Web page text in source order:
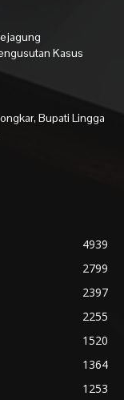
Kasus
Bupati Lingga
4939
2799
2397
2255
1520
1364
1253